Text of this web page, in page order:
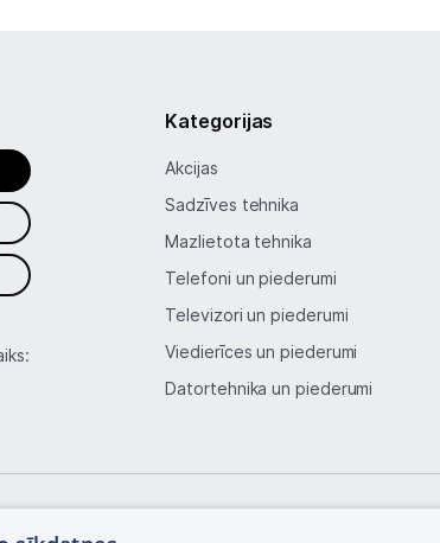
Blogs
Piegāde un apmaksa
Tehnikas izvešana
Tet pakalpojumi
Kontakti
Kategorijas
Akcijas
Sadzīves tehnika
Mazlietota tehnika
Telefoni un piederumi
Televizori un piederumi
Viedierīces un piederumi
Datortehnika un piederumi